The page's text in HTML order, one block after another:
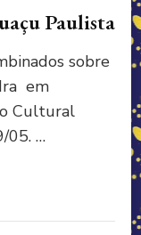
Paulista
sobre
em
Cultural
05. …